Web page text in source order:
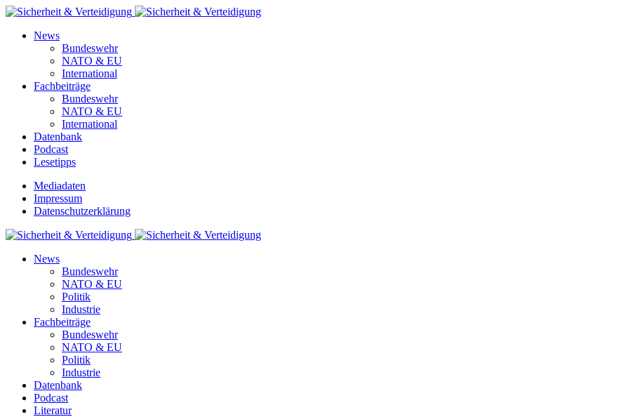
News
Bundeswehr
NATO & EU
International
Fachbeiträge
Bundeswehr
NATO & EU
International
Datenbank
Podcast
Lesetipps
Mediadaten
Impressum
Datenschutzerklärung
News
Bundeswehr
NATO & EU
Politik
Industrie
Fachbeiträge
Bundeswehr
NATO & EU
Politik
Industrie
Datenbank
Podcast
Literatur